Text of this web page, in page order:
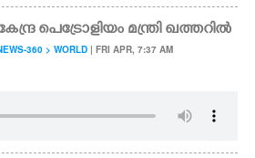
പെട്രോളിയം മന്ത്രി ഖത്തറിൽ
360 > WORLD | FRI APR, 7:37 AM